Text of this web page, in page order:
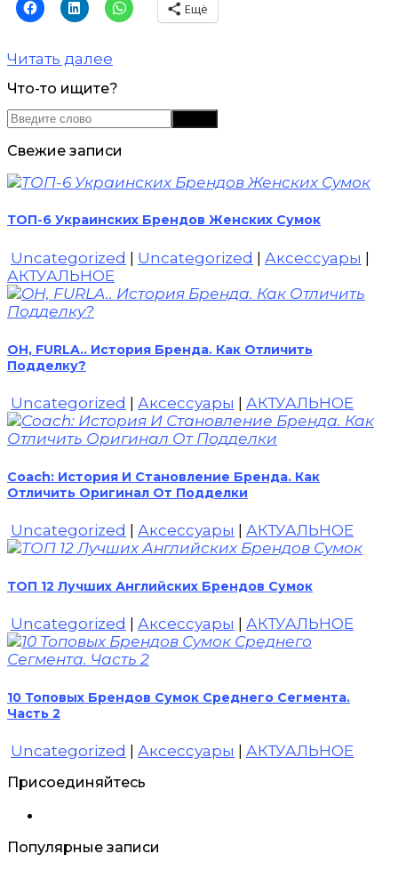
Ещё
Читать далее
Что-то ищите?
Свежие записи
ТОП-6 Украинских Брендов Женских Сумок
Uncategorized | Uncategorized | Аксессуары |
АКТУАЛЬНОЕ
OH, FURLA.. История Бренда. Как Отличить
Подделку?
Uncategorized Аксессуары АКТУАЛЬНОЕ
Coach: История И Становление Бренда. Как
Отличить Оригинал От Подделки
Uncategorized Аксессуары АКТУАЛЬНОЕ
ТОП 12 Лучших Английских Брендов Сумок
Uncategorized Аксессуары АКТУАЛЬНОЕ
10 Топовых Брендов Сумок Среднего Сегмента.
Часть 2
Uncategorized Аксессуары АКТУАЛЬНОЕ
Присоединяйтесь
Популярные записи